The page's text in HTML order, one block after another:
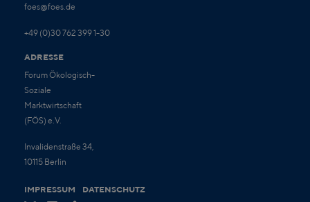
foes@foes.de
+49 (0)30 762 399 1-30
ADRESSE
Forum Ökologisch-
Soziale
Marktwirtschaft
(FÖS) e.V.
Invalidenstraße 34,
10115 Berlin
IMPRESSUM DATENSCHUTZ